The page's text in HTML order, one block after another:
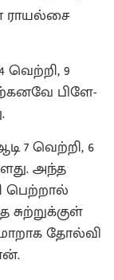
ராயல்சை
9
பிளே-
7 வெற்றி, 6
அந்த
தோல்வி